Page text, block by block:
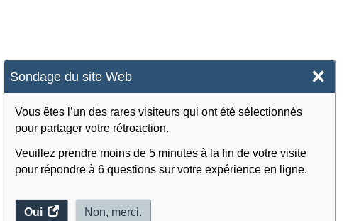
Sondage du site Web ×
Vous êtes l’un des rares visiteurs qui ont été sélectionnés
pour partager votre rétroaction.
Veuillez prendre moins de 5 minutes à la fin de votre visite
pour répondre à 6 questions sur votre expérience en ligne.
Oui
accéderNon, merci.